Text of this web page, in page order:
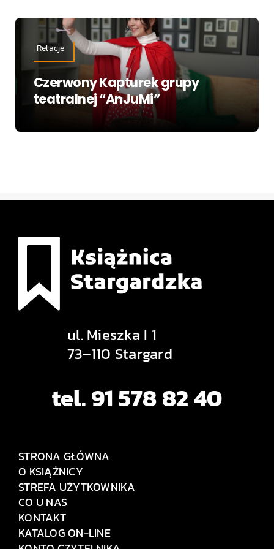
Relacje
Czerwony Kapturek grupy
teatralnej “AnJuMi”
ul. Mieszka I 1
73–110 Stargard
tel. 91 578 82 40
STRONA GŁÓWNA
O KSIĄŻNICY
STREFA UŻYTKOWNIKA
CO U NAS
KONTAKT
KATALOG ON-LINE